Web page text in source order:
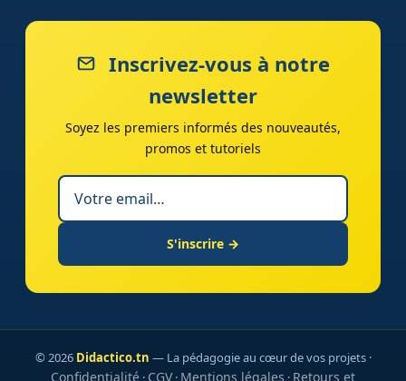
Inscrivez-vous à notre
newsletter
Soyez les premiers informés des nouveautés,
promos et tutoriels
S'inscrire →
© 2026 Didactico.tn — La pédagogie au cœur de vos projets ·
Confidentialité · CGV· Mentions légales · Retours et